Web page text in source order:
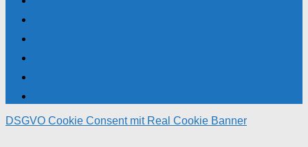
DSGVO Cookie Consent mit Real Cookie Banner